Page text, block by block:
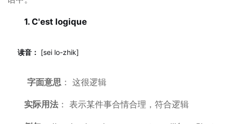
1. C'est logique
读音： [sei lo-zhik]
字面意思 ： 这很逻辑
实际用法 ： 表示某件事合情合理，符合逻辑